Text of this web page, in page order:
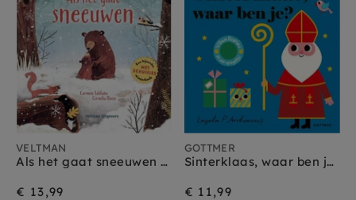
VELTMAN
Als het gaat sneeuwen 1 jr+
€ 13,99
GOTTMER
Sinterklaas, waar ben je? 18 mnd +
€ 11,99